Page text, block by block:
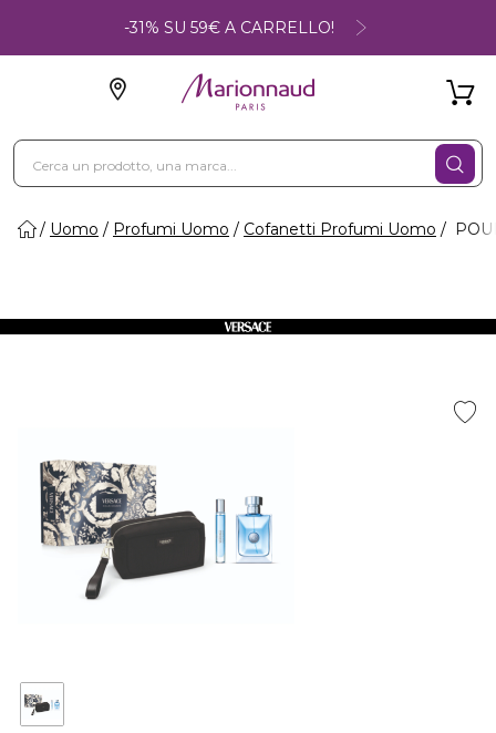
-31% SU 59€ A CARRELLO!
Uomo Profumi Uomo Cofanetti Profumi Uomo